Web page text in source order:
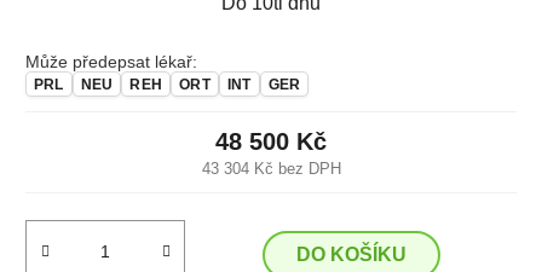
Může předepsat lékař:
PRL NEU REH ORT INT GER
43 304 Kč bez DPH
48 500 Kč
DO KOŠÍKU